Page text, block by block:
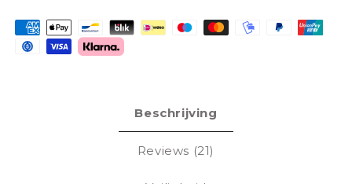
Betaalmethoden
Beschrijving
Reviews (21)